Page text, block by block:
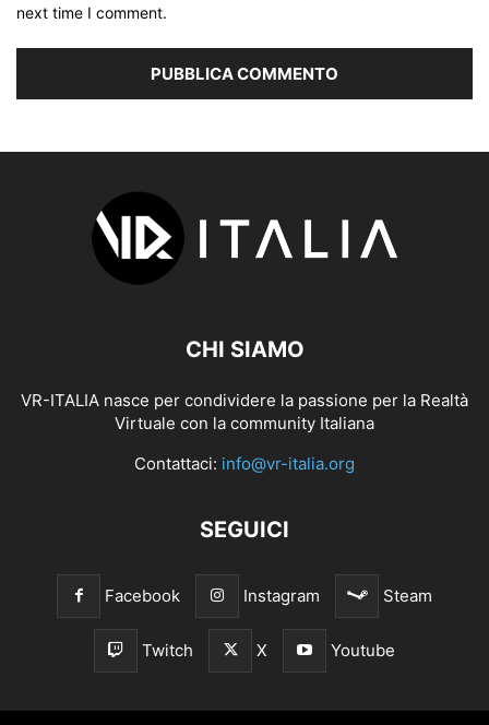
next time I comment.
CHI SIAMO
VR-ITALIA nasce per condividere la passione per la Realtà
Virtuale con la community Italiana
Contattaci: info@vr-italia.org
SEGUICI
Facebook Instagram Steam
Twitch X Youtube